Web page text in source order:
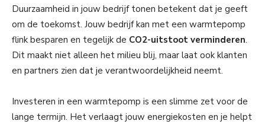
Duurzaamheid in jouw bedrijf tonen betekent dat je geeft
om de toekomst. Jouw bedrijf kan met een warmtepomp
flink besparen en tegelijk de CO2-uitstoot verminderen.
Dit maakt niet alleen het milieu blij, maar laat ook klanten
en partners zien dat je verantwoordelijkheid neemt.
Investeren in een warmtepomp is een slimme zet voor de
lange termijn. Het verlaagt jouw energiekosten en je helpt